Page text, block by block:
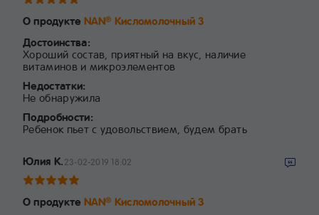
О продукте NAN® Кисломолочный 3
Достоинства:
Хороший состав, приятный на вкус, наличие
витаминов и микроэлементов
Недостатки:
Не обнаружила
Подробности:
Ребенок пьет с удовольствием, будем брать
Юлия К.23-02-2019 18:02
О продукте NAN® Кисломолочный 3